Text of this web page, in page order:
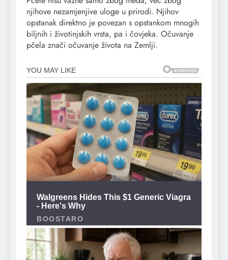
njihove nezamjenjive uloge u prirodi. Njihov
opstanak direktno je povezan s opstankom mnogih
biljnih i životinjskih vrsta, pa i čovjeka. Očuvanje
pčela znači očuvanje života na Zemlji.